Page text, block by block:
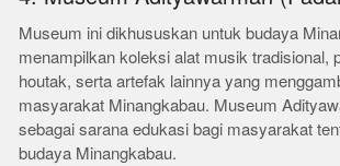
Museum ini dikhususkan untuk budaya
menampilkan koleksi alat musik tradisional,
houtak, serta artefak lainnya yang
masyarakat Minangkabau. Museum
sebagai sarana edukasi bagi masyarakat
budaya Minangkabau.